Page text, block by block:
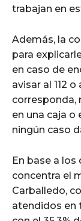
trabajan en
Además, la
para
en caso de
avisar al 112
corresponda,
en una caja o
ningún caso
En base a
concentra el
Carballedo,
atendidos en